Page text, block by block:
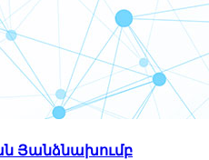
Յանձնախումբ